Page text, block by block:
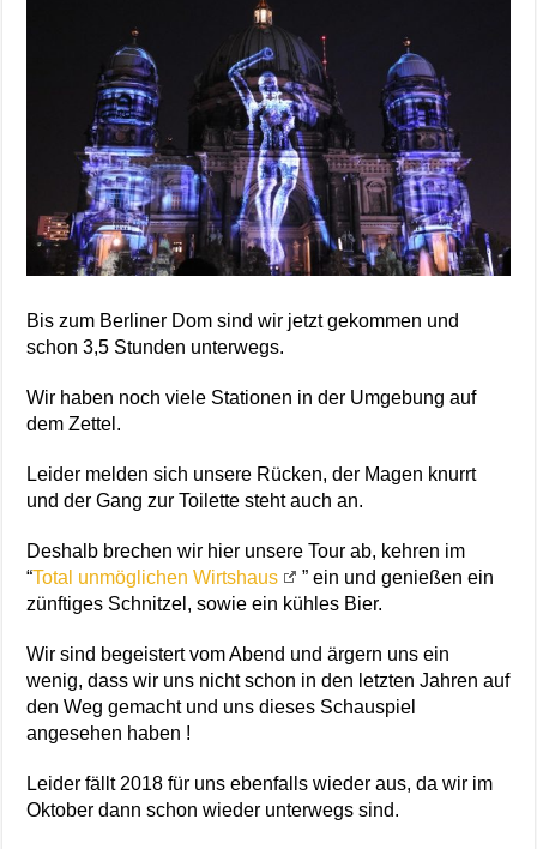
Bis zum Berliner Dom sind wir jetzt gekommen und
schon 3,5 Stunden unterwegs.
Wir haben noch viele Stationen in der Umgebung auf
dem Zettel.
Leider melden sich unsere Rücken, der Magen knurrt
und der Gang zur Toilette steht auch an.
Deshalb brechen wir hier unsere Tour ab, kehren im
“Total unmöglichen Wirtshaus
” ein und genießen ein
zünftiges Schnitzel, sowie ein kühles Bier.
Wir sind begeistert vom Abend und ärgern uns ein
wenig, dass wir uns nicht schon in den letzten Jahren auf
den Weg gemacht und uns dieses Schauspiel
angesehen haben !
Leider fällt 2018 für uns ebenfalls wieder aus, da wir im
Oktober dann schon wieder unterwegs sind.